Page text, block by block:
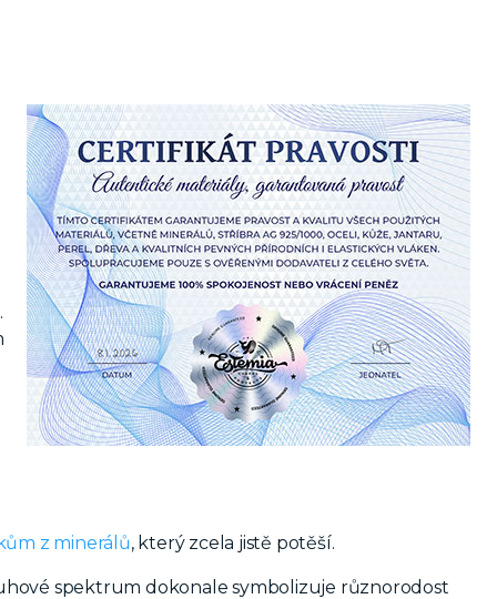
z minerálů, který zcela jistě potěší.
spektrum dokonale symbolizuje různorodost